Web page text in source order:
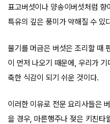
표고버섯이나 양송이버섯처럼
특유의 깊은 풍미가 약해질 수 있
물기를 머금은 버섯은 조리할 때
이 먼저 나오기 때문에, 우리가
축한 식감이 되기 쉬운 것이다.
이러한 이유로 전문 요리사들은
을 경우, 마른행주나 젖은 키친타